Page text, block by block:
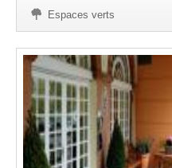
Espaces verts